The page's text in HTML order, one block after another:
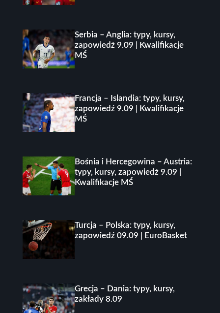
Serbia – Anglia: typy, kursy,
zapowiedź 9.09 | Kwalifikacje
MŚ
Francja – Islandia: typy, kursy,
zapowiedź 9.09 | Kwalifikacje
MŚ
Bośnia i Hercegowina – Austria:
typy, kursy, zapowiedź 9.09 |
Kwalifikacje MŚ
Turcja – Polska: typy, kursy,
zapowiedź 09.09 | EuroBasket
Grecja – Dania: typy, kursy,
zakłady 8.09